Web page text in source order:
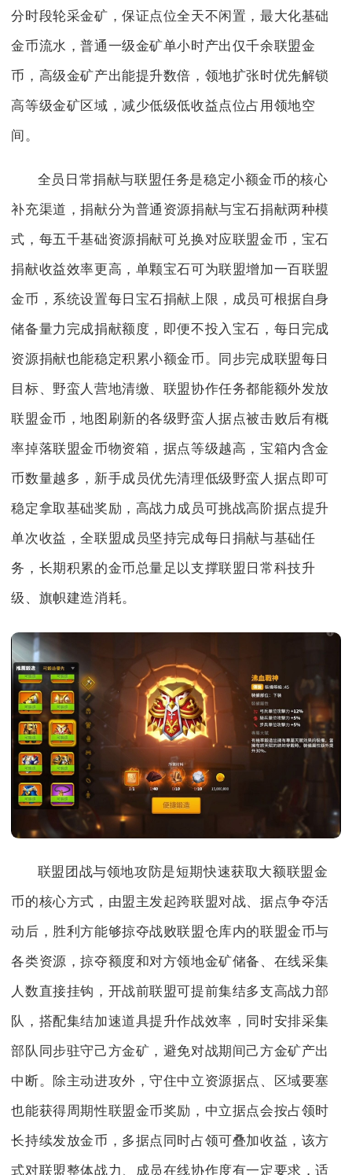
分时段轮采金矿，保证点位全天不闲置，最大化基础
金币流水，普通一级金矿单小时产出仅千余联盟金
币，高级金矿产出能提升数倍，领地扩张时优先解锁
高等级金矿区域，减少低级低收益点位占用领地空
间。
全员日常捐献与联盟任务是稳定小额金币的核心
补充渠道，捐献分为普通资源捐献与宝石捐献两种模
式，每五千基础资源捐献可兑换对应联盟金币，宝石
捐献收益效率更高，单颗宝石可为联盟增加一百联盟
金币，系统设置每日宝石捐献上限，成员可根据自身
储备量力完成捐献额度，即便不投入宝石，每日完成
资源捐献也能稳定积累小额金币。同步完成联盟每日
目标、野蛮人营地清缴、联盟协作任务都能额外发放
联盟金币，地图刷新的各级野蛮人据点被击败后有概
率掉落联盟金币物资箱，据点等级越高，宝箱内含金
币数量越多，新手成员优先清理低级野蛮人据点即可
稳定拿取基础奖励，高战力成员可挑战高阶据点提升
单次收益，全联盟成员坚持完成每日捐献与基础任
务，长期积累的金币总量足以支撑联盟日常科技升
级、旗帜建造消耗。
联盟团战与领地攻防是短期快速获取大额联盟金
币的核心方式，由盟主发起跨联盟对战、据点争夺活
动后，胜利方能够掠夺战败联盟仓库内的联盟金币与
各类资源，掠夺额度和对方领地金矿储备、在线采集
人数直接挂钩，开战前联盟可提前集结多支高战力部
队，搭配集结加速道具提升作战效率，同时安排采集
部队同步驻守己方金矿，避免对战期间己方金矿产出
中断。除主动进攻外，守住中立资源据点、区域要塞
也能获得周期性联盟金币奖励，中立据点会按占领时
长持续发放金币，多据点同时占领可叠加收益，该方
式对联盟整体战力、成员在线协作度有一定要求，适